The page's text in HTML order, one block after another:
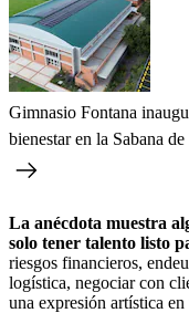
Gimnasio Fontana
bienestar en la Sabana
La anécdota muestra
solo tener talento listo
riesgos financieros,
logística, negociar con
una expresión artística